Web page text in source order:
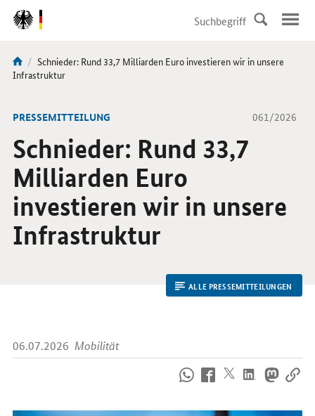
DirektZu:
Navigation
Sie
sind
Aktuelle
Seite:
Schnieder: Rund 33,7 Milliarden Euro investieren wir in unsere
Infrastruktur
PRESSEMITTEILUNG 061/2026
Schnieder: Rund 33,7
Milliarden Euro
investieren wir in unsere
Infrastruktur
ALLE PRESSEMITTEILUNGEN
06.07.2026 Mobilität